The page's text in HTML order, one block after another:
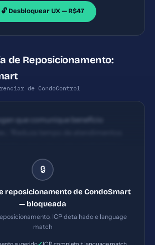
🔓 Desbloquear UX — R$47
de Reposicionamento:
de CondoControl
que comunique benefício
inteligente'). Incluir prova social
na homepage
🔒
reposicionamento de CondoSmart
— bloqueada
ICP detalhado e language
match